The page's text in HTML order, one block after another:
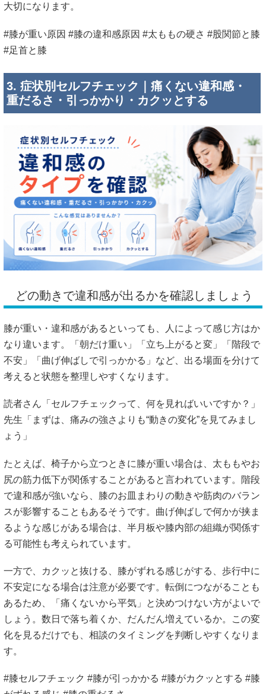
大切になります。
#膝が重い原因 #膝の違和感原因 #太ももの硬さ #股関節と膝
#足首と膝
3. 症状別セルフチェック｜痛くない違和感・
重だるさ・引っかかり・カクッとする
どの動きで違和感が出るかを確認しましょう
膝が重い・違和感があるといっても、人によって感じ方はか
なり違います。「朝だけ重い」「立ち上がると変」「階段で
不安」「曲げ伸ばしで引っかかる」など、出る場面を分けて
考えると状態を整理しやすくなります。
読者さん「セルフチェックって、何を見ればいいですか？」
先生「まずは、痛みの強さよりも“動きの変化”を見てみまし
ょう」
たとえば、椅子から立つときに膝が重い場合は、太ももやお
尻の筋力低下が関係することがあると言われています。階段
で違和感が強いなら、膝のお皿まわりの動きや筋肉のバラン
スが影響することもあるそうです。曲げ伸ばしで何かが挟ま
るような感じがある場合は、半月板や膝内部の組織が関係す
る可能性も考えられています。
一方で、カクッと抜ける、膝がずれる感じがする、歩行中に
不安定になる場合は注意が必要です。転倒につながることも
あるため、「痛くないから平気」と決めつけない方がよいで
しょう。数日で落ち着くか、だんだん増えているか。この変
化を見るだけでも、相談のタイミングを判断しやすくなりま
す。
#膝セルフチェック #膝が引っかかる #膝がカクッとする #膝